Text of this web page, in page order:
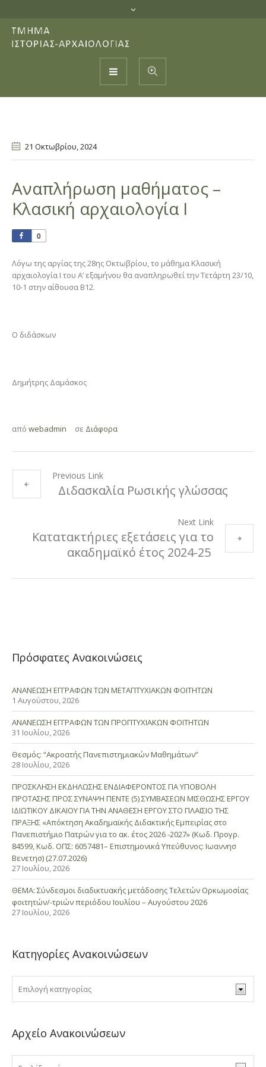
21 Οκτωβρίου, 2024
Αναπλήρωση μαθήματος –
Κλασική αρχαιολογία Ι
0
Λόγω της αργίας της 28ης Οκτωβρίου, το μάθημα Κλασική
αρχαιολογία Ι του Α’ εξαμήνου θα αναπληρωθεί την Τετάρτη 23/10,
10-1 στην αίθουσα Β12.
Ο διδάσκων
Δημήτρης Δαμάσκος
από webadmin σε Διάφορα
Previous Link
Διδασκαλία Ρωσικής γλώσσας
Next Link
Κατατακτήριες εξετάσεις για το
ακαδημαϊκό έτος 2024-25
Πρόσφατες Ανακοινώσεις
ΑΝΑΝΕΩΣΗ ΕΓΓΡΑΦΩΝ ΤΩΝ ΜΕΤΑΠΤΥΧΙΑΚΩΝ ΦΟΙΤΗΤΩΝ
1 Αυγούστου, 2026
ΑΝΑΝΕΩΣΗ ΕΓΓΡΑΦΩΝ ΤΩΝ ΠΡΟΠΤΥΧΙΑΚΩΝ ΦΟΙΤΗΤΩΝ
31 Ιουλίου, 2026
Θεσμός: “Ακροατής Πανεπιστημιακών Μαθημάτων”
28 Ιουλίου, 2026
ΠΡΟΣΚΛΗΣΗ ΕΚΔΗΛΩΣΗΣ ΕΝΔΙΑΦΕΡΟΝΤΟΣ ΓΙΑ ΥΠΟΒΟΛΗ
ΠΡΟΤΑΣΗΣ ΠΡΟΣ ΣΥΝΑΨΗ ΠΕΝΤΕ (5) ΣΥΜΒΑΣΕΩΝ ΜΙΣΘΩΣΗΣ ΕΡΓΟΥ
ΙΔΙΩΤΙΚΟΥ ΔΙΚΑΙΟΥ ΓΙΑ ΤΗΝ ΑΝΑΘΕΣΗ ΕΡΓΟΥ ΣΤΟ ΠΛΑΙΣΙΟ ΤΗΣ
ΠΡΑΞΗΣ «Απόκτηση Ακαδημαϊκής Διδακτικής Εμπειρίας στο
Πανεπιστήμιο Πατρών για το ακ. έτος 2026 -2027» (Κωδ. Προγρ.
84599, Κωδ. ΟΠΣ: 6057481– Επιστημονικά Υπεύθυνος: Ιωαννησ
Βενετησ) (27.07.2026)
27 Ιουλίου, 2026
ΘΕΜΑ: Σύνδεσμοι διαδικτυακής μετάδοσης Τελετών Ορκωμοσίας
φοιτητών/-τριών περιόδου Ιουλίου – Αυγούστου 2026
27 Ιουλίου, 2026
Κατηγορίες Ανακοινώσεων
Αρχείο Ανακοινώσεων